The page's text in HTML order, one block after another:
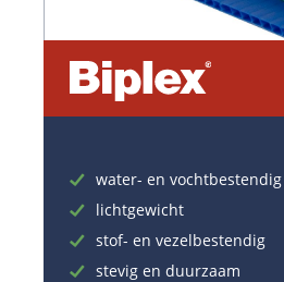
water- en vochtbestendig
lichtgewicht
stof- en vezelbestendig
stevig en duurzaam